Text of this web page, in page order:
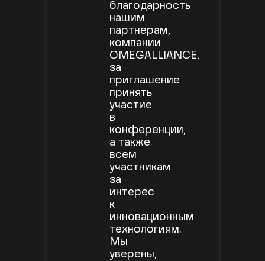
благодарность
нашим
партнерам,
компании
OMEGALLIANCE,
за
приглашение
принять
участие
в
конференции,
а также
всем
участникам
за
интерес
к
инновационным
технологиям.
Мы
уверены,